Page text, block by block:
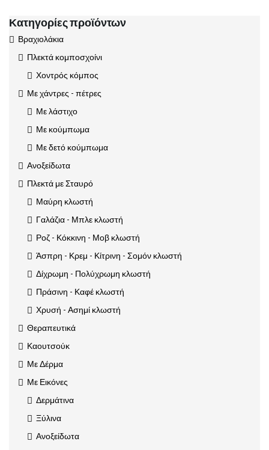
Κατηγορίες προϊόντων
Βραχιολάκια
Πλεκτά κομποσχοίνι
Χοντρός κόμπος
Με χάντρες - πέτρες
Με λάστιχο
Με κούμπωμα
Με δετό κούμπωμα
Ανοξείδωτα
Πλεκτά με Σταυρό
Μαύρη κλωστή
Γαλάζια - Μπλε κλωστή
Ροζ - Κόκκινη - Μοβ κλωστή
Άσπρη - Κρεμ - Κίτρινη - Σομόν κλωστή
Δίχρωμη - Πολύχρωμη κλωστή
Πράσινη - Καφέ κλωστή
Χρυσή - Ασημί κλωστή
Θεραπευτικά
Καουτσούκ
Με Δέρμα
Με Εικόνες
Δερμάτινα
Ξύλινα
Ανοξείδωτα